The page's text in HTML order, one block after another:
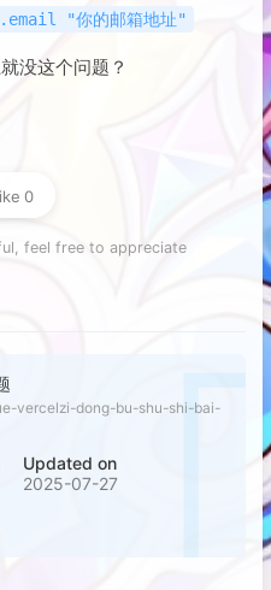
"你的邮箱地址"
没这个问题？
0
feel free to appreciate
vercelzi-dong-bu-shu-shi-bai-
Updated on
2025-07-27